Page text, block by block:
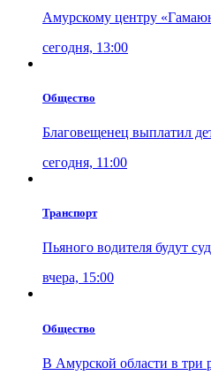
Амурскому центру
сегодня, 13:00
Общество
Благовещенец выплатил
сегодня, 11:00
Транспорт
Пьяного водителя будут
вчера, 15:00
Общество
В Амурской области в три